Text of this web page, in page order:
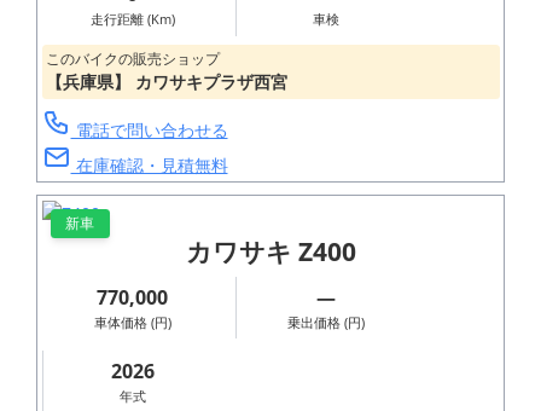
走行距離 (Km) 車検
このバイクの販売ショップ
【兵庫県】 カワサキプラザ西宮
電話で問い合わせる
在庫確認・見積無料
新車
カワサキ Z400
770,000
車体価格 (円)
―
乗出価格 (円)
2026
年式